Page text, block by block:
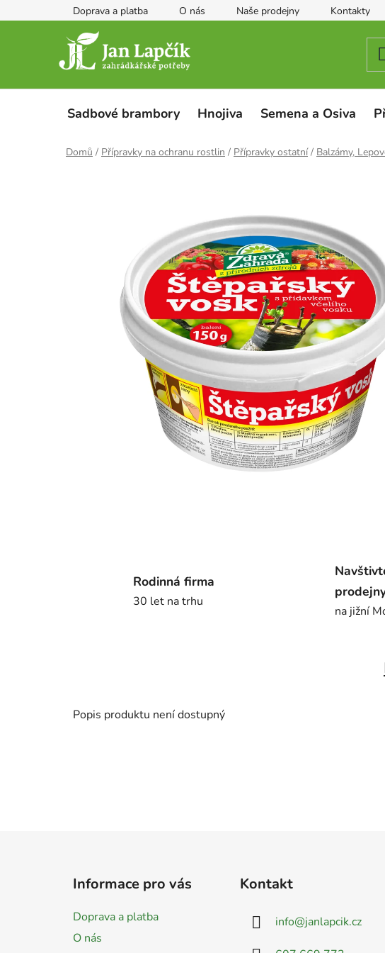
na
Doprava a platba O nás Naše prodejny Kontakty
Sadbové brambory Hnojiva Semena a Osiva
Domů / Přípravky na ochranu rostlin / Přípravky ostatní / Balzámy,
Rodinná firma
30 let na trhu
na jižní
Popis produktu není dostupný
Informace pro vás
Doprava a platba
O nás
Kontakt
info@janlapcik.cz